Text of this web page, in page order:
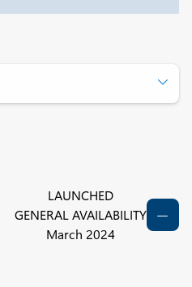
LAUNCHED
GENERAL AVAILABILITY
March 2024